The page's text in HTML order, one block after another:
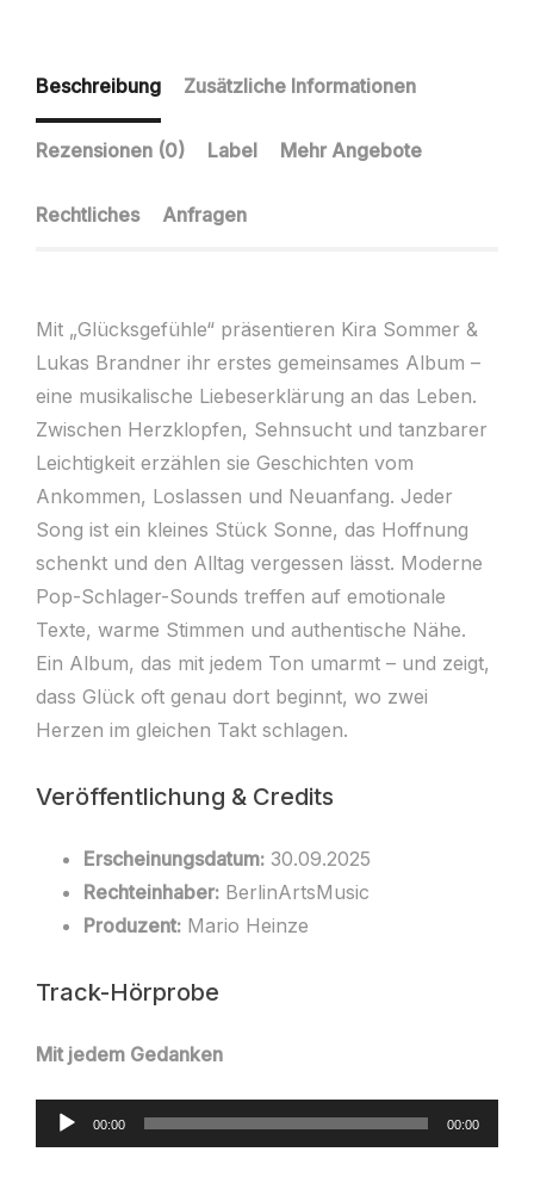
Beschreibung Zusätzliche Informationen
Rezensionen (0) Label Mehr Angebote
Rechtliches Anfragen
Mit „Glücksgefühle“ präsentieren Kira Sommer &
Lukas Brandner ihr erstes gemeinsames Album –
eine musikalische Liebeserklärung an das Leben.
Zwischen Herzklopfen, Sehnsucht und tanzbarer
Leichtigkeit erzählen sie Geschichten vom
Ankommen, Loslassen und Neuanfang. Jeder
Song ist ein kleines Stück Sonne, das Hoffnung
schenkt und den Alltag vergessen lässt. Moderne
Pop-Schlager-Sounds treffen auf emotionale
Texte, warme Stimmen und authentische Nähe.
Ein Album, das mit jedem Ton umarmt – und zeigt,
dass Glück oft genau dort beginnt, wo zwei
Herzen im gleichen Takt schlagen.
Veröffentlichung & Credits
Erscheinungsdatum: 30.09.2025
Rechteinhaber: BerlinArtsMusic
Produzent: Mario Heinze
Track-Hörprobe
Mit jedem Gedanken
Audio-
Player
00:00 00:00